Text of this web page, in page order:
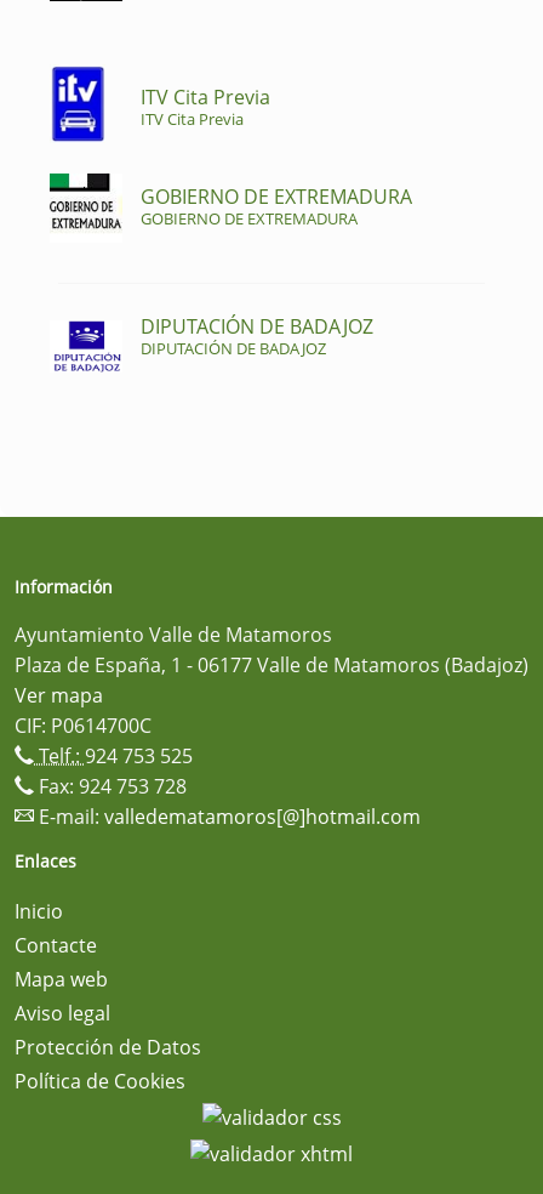
ITV Cita Previa
ITV Cita Previa
GOBIERNO DE EXTREMADURA
GOBIERNO DE EXTREMADURA
DIPUTACIÓN DE BADAJOZ
DIPUTACIÓN DE BADAJOZ
Información
Ayuntamiento Valle de Matamoros
Plaza de España, 1 - 06177 Valle de Matamoros (Badajoz)
Ver mapa
CIF: P0614700C
Telf.: 924 753 525
Fax: 924 753 728
E-mail: valledematamoros[@]hotmail.com
Enlaces
Inicio
Contacte
Mapa web
Aviso legal
Protección de Datos
Política de Cookies